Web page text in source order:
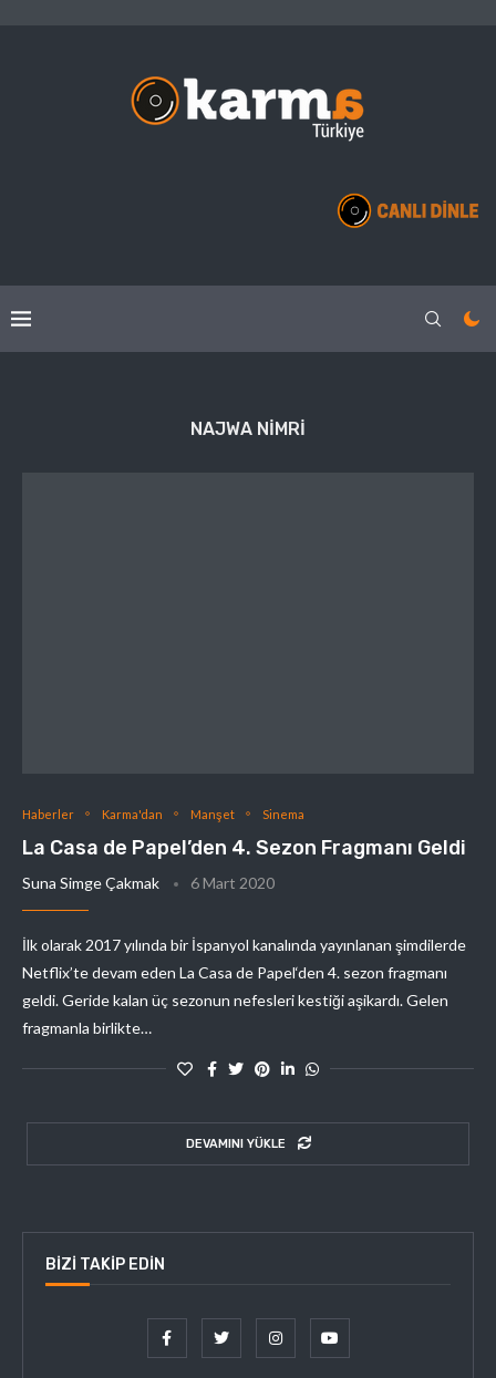
NAJWA NIMRI
Haberler Karma'dan Manşet Sinema
La Casa de Papel’den 4. Sezon Fragmanı Geldi
Suna Simge Çakmak 6 Mart 2020
İlk olarak 2017 yılında bir İspanyol kanalında yayınlanan şimdilerde
Netflix’te devam eden La Casa de Papel‘den 4. sezon fragmanı
geldi. Geride kalan üç sezonun nefesleri kestiği aşikardı. Gelen
fragmanla birlikte…
DEVAMINI YÜKLE
BIZI TAKIP EDIN